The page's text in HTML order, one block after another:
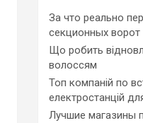
За что реально
секционных ворот
Що робить
волоссям
Топ компаній по
електростанцій
Лучшие магазины